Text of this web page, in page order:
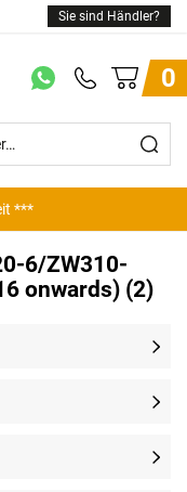
Sie sind Händler?
0
***
6/ZW310-
onwards) (2)